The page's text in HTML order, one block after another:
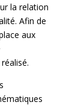
la relation
Afin de
aux